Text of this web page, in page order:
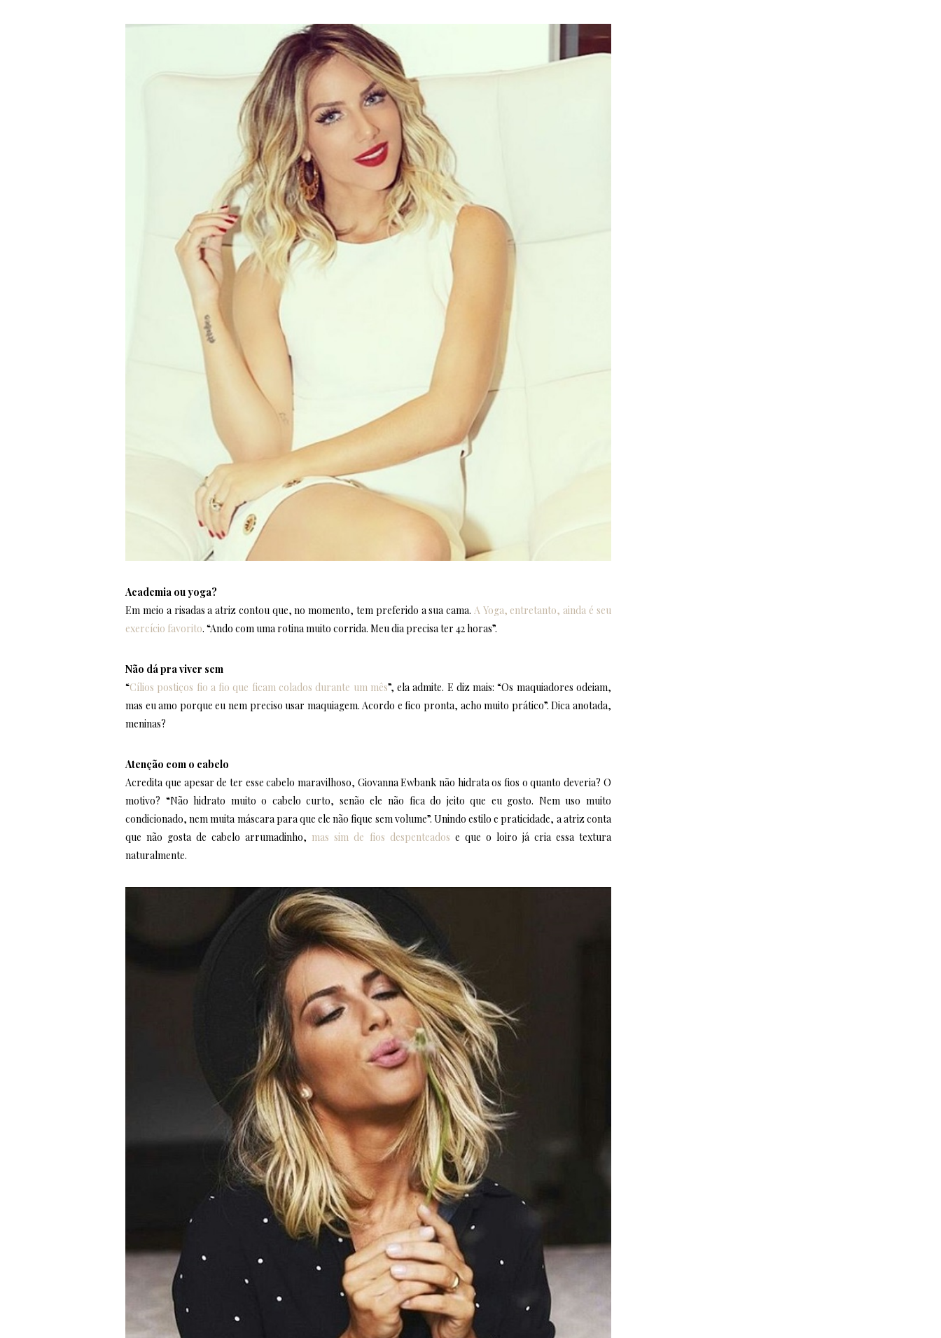
Academia ou yoga?
Em meio a risadas a atriz contou que, no momento, tem preferido a sua cama. A Yoga, entretanto, ainda é seu
exercício favorito. “Ando com uma rotina muito corrida. Meu dia precisa ter 42 horas”.
Não dá pra viver sem
“Cílios postiços fio a fio que ficam colados durante um mês”, ela admite. E diz mais: “Os maquiadores odeiam,
mas eu amo porque eu nem preciso usar maquiagem. Acordo e fico pronta, acho muito prático”. Dica anotada,
meninas?
Atenção com o cabelo
Acredita que apesar de ter esse cabelo maravilhoso, Giovanna Ewbank não hidrata os fios o quanto deveria? O
motivo? “Não hidrato muito o cabelo curto, senão ele não fica do jeito que eu gosto. Nem uso muito
condicionado, nem muita máscara para que ele não fique sem volume”. Unindo estilo e praticidade, a atriz conta
que não gosta de cabelo arrumadinho, mas sim de fios despenteados e que o loiro já cria essa textura
naturalmente.